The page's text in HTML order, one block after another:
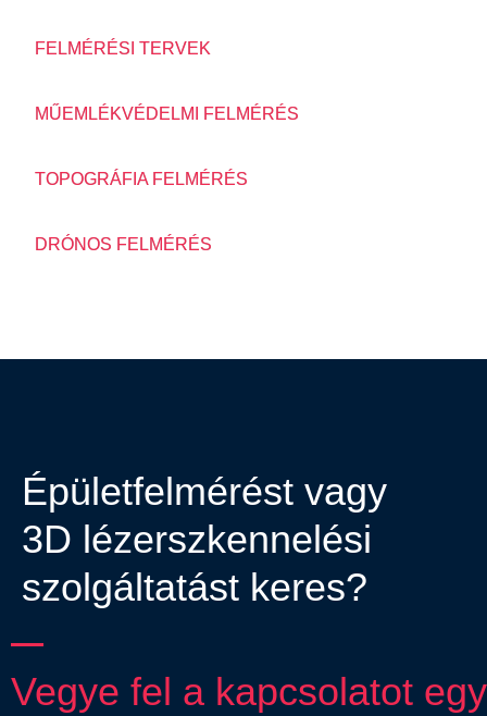
FELMÉRÉSI TERVEK
MŰEMLÉKVÉDELMI FELMÉRÉS​
TOPOGRÁFIA FELMÉRÉS​
DRÓNOS FELMÉRÉS​
Épületfelmérést vagy
3D lézerszkennelési
szolgáltatást keres?
Vegye fel a kapcsolatot egy